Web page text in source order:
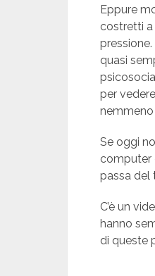
Eppure
costretti a
pressione.
quasi
per
nemmeno
Se oggi
computer
passa del
C’è un
hanno
di queste